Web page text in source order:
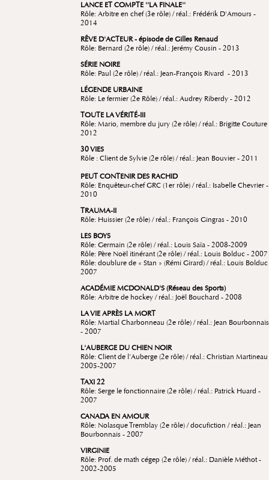
LANCE ET COMPTE ''LA FINALE''
Rôle: Arbitre en chef (3e rôle) / réal.: Frédérik D'Amours -
2014
RÊVE D'ACTEUR - épisode de Gilles Renaud
Rôle: Bernard (2e rôle) / réal.: Jerémy Cousin - 2013
SÉRIE NOIRE
Rôle: Paul (2e rôle) / réal.: Jean-François Rivard - 2013
LÉGENDE URBAINE
Rôle: Le fermier (2e Rôle) / réal.: Audrey Riberdy - 2012
TOUTE LA VÉRITÉ-III
Rôle: Mario, membre du jury (2e rôle) / réal.: Brigitte Couture
2012
30 VIES
Rôle : Client de Sylvie (2e rôle) / réal.: Jean Bouvier - 2011
PEUT CONTENIR DES RACHID
Rôle: Enquêteur-chef GRC (1er rôle) / réal.: Isabelle Chevrier -
2010
TRAUMA-II
Rôle: Huissier (2e rôle) / réal.: François Gingras - 2010
LES BOYS
Rôle: Germain (2e rôle) / réal.: Louis Saïa - 2008-2009
Rôle: Père Noël itinérant (2e rôle) / réal.: Louis Bolduc - 2007
Rôle: doublure de « Stan » (Rémi Girard) / réal.: Louis
2007
ACADÉMIE MCDONALD'S (Réseau des Sports)
Rôle: Arbitre de hockey / réal.: Joël Bouchard - 2008
LA VIE APRÈS LA MORT
Rôle: Martial Charbonneau (2e rôle) / réal.: Jean Bourbonnais
- 2007
L'AUBERGE DU CHIEN NOIR
Rôle: Client de l’Auberge (2e rôle) / réal.: Christian
2005-2007
TAXI 22
Rôle: Serge le fonctionnaire (2e rôle) / réal.: Patrick Huard -
2007
CANADA EN AMOUR
Rôle: Nolasque Tremblay (2e rôle) /docufiction / réal.: Jean
Bourbonnais - 2007
VIRGINIE
Rôle: Prof. de math cégep (2e rôle) / réal.: Danièle Méthot -
2002-2005